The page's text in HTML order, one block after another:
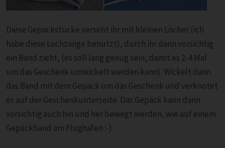
Diese Gepäckstücke verseht ihr mit kleinen Löcher (ich
habe diese Lochzange benutzt), durch ihr dann vorsichtig
ein Band zieht, (es soll lang genug sein, damit es 2-4 Mal
um das Geschenk umwickelt werden kann). Wickelt dann
das Band mit dem Gepäck um das Geschenk und verknotet
es auf der Geschenkunterseite. Das Gepäck kann dann
vorsichtig auch hin und her bewegt werden, wie auf einem
Gepäckband am Flughafen :-)